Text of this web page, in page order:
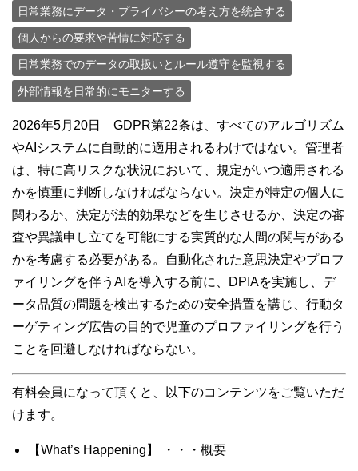
日常業務にデータ・プライバシーの考え方を統合する
個人からの要求や苦情に対応する
日常業務でのデータの取扱いとルール遵守を監視する
外部情報を日常的にモニターする
2026年5月20日 GDPR第22条は、すべてのアルゴリズム
やAIシステムに自動的に適用されるわけではない。管理者
は、特に高リスクな状況において、規定がいつ適用される
かを慎重に判断しなければならない。決定が特定の個人に
関わるか、決定が法的効果などを生じさせるか、決定の審
査や異議申し立てを可能にする実質的な人間の関与がある
かを考慮する必要がある。自動化された意思決定やプロフ
ァイリングを伴うAIを導入する前に、DPIAを実施し、デ
ータ品質の問題を検出するための安全措置を講じ、行動タ
ーゲティング広告の目的で児童のプロファイリングを行う
ことを回避しなければならない。
有料会員になって頂くと、以下のコンテンツをご覧いただ
けます。
【What’s Happening】 ・・・概要